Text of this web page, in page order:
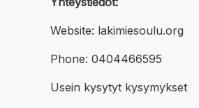
Website: lakimiesoulu.org
Phone: 0404466595
Usein kysytyt kysymykset